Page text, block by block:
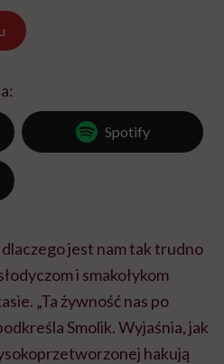
Spotify
jest nam tak trudno
i smakołykom
„Ta żywność nas po
Smolik. Wyjaśnia, jak
hakują